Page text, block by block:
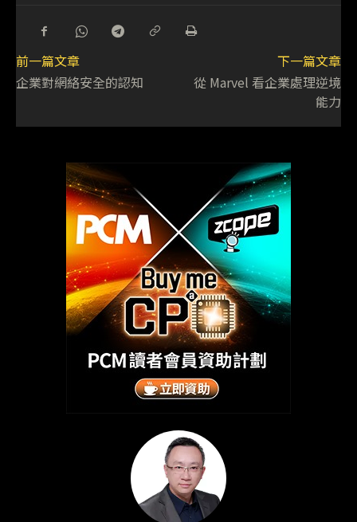
前一篇文章
企業對網絡安全的認知
下一篇文章
從 Marvel 看企業處理逆境
能力